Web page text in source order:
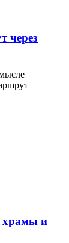
через
храмы и